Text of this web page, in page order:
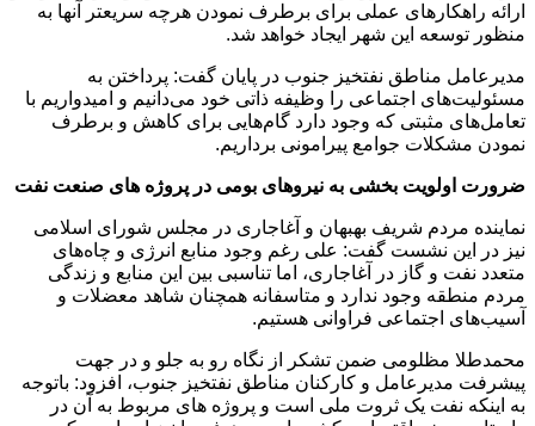
ارائه راهکارهای عملی برای برطرف نمودن هرچه سریعتر آنها به
منظور توسعه این شهر ایجاد خواهد شد.
مدیرعامل مناطق نفتخیز جنوب در پایان گفت: پرداختن به
مسئولیت‌های اجتماعی را وظیفه ذاتی خود می‌دانیم و امیدواریم با
تعامل‌های مثبتی که وجود دارد گام‌هایی برای کاهش و برطرف
نمودن مشکلات جوامع پیرامونی برداریم.
ضرورت اولویت بخشی به نیروهای بومی در پروژه های صنعت نفت
نماینده مردم شریف بهبهان و آغاجاری در مجلس شورای اسلامی
نیز در این نشست گفت: علی رغم وجود منابع انرژی و چاه‌های
متعدد نفت و گاز در آغاجاری، اما تناسبی بین این منابع و زندگی
مردم منطقه وجود ندارد و متاسفانه همچنان شاهد معضلات و
آسیب‌های اجتماعی فراوانی هستیم.
محمدطلا مظلومی ضمن تشکر از نگاه رو به جلو و در جهت
پیشرفت مدیرعامل و کارکنان مناطق نفتخیز جنوب، افزود: باتوجه
به اینکه نفت یک ثروت ملی است و پروژه های مربوط به آن در